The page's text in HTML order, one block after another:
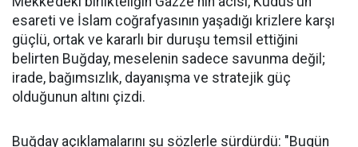
esareti ve İslam coğrafyasının yaşadığı krizlere karşı
güçlü, ortak ve kararlı bir duruşu temsil ettiğini
belirten Buğday, meselenin sadece savunma değil;
irade, bağımsızlık, dayanışma ve stratejik güç
olduğunun altını çizdi.
Buğday açıklamalarını şu sözlerle sürdürdü: "Bugün